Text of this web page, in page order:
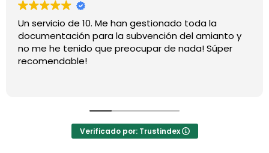
Un servicio de 10. Me han gestionado toda la
documentación para la subvención del amianto y
no me he tenido que preocupar de nada! Súper
recomendable!
Verificado por: Trustindex